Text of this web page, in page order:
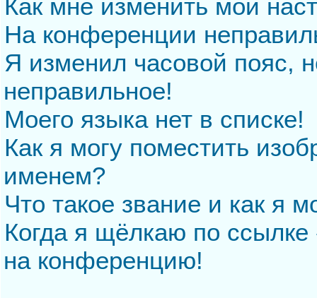
Как мне изменить мои
На конференции
Я изменил часовой пояс,
неправильное!
Моего языка нет в списке!
Как я могу поместить
именем?
Что такое звание и как я
Когда я щёлкаю по
на конференцию!